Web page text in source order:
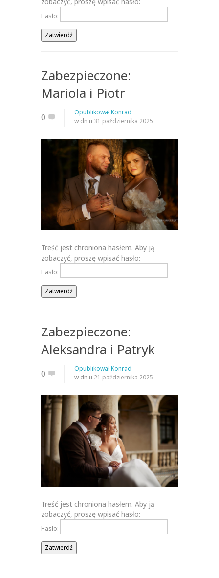
Hasło:
Zabezpieczone:
Mariola i Piotr
0 OpublikowałKonrad
w dniu 31 października 2025
Treść jest chroniona hasłem. Aby ją
zobaczyć, proszę wpisać hasło:
Hasło:
Zabezpieczone:
Aleksandra i Patryk
0 OpublikowałKonrad
w dniu 21 października 2025
Treść jest chroniona hasłem. Aby ją
zobaczyć, proszę wpisać hasło:
Hasło: